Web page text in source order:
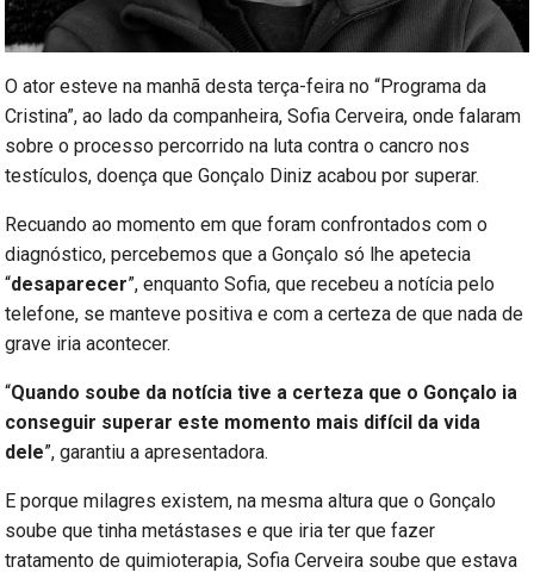
O ator esteve na manhã desta terça-feira no “Programa da
Cristina”, ao lado da companheira, Sofia Cerveira, onde falaram
sobre o processo percorrido na luta contra o cancro nos
testículos, doença que Gonçalo Diniz acabou por superar.
Recuando ao momento em que foram confrontados com o
diagnóstico, percebemos que a Gonçalo só lhe apetecia
“desaparecer”, enquanto Sofia, que recebeu a notícia pelo
telefone, se manteve positiva e com a certeza de que nada de
grave iria acontecer.
“Quando soube da notícia tive a certeza que o Gonçalo ia
conseguir superar este momento mais difícil da vida
dele”, garantiu a apresentadora.
E porque milagres existem, na mesma altura que o Gonçalo
soube que tinha metástases e que iria ter que fazer
tratamento de quimioterapia, Sofia Cerveira soube que estava